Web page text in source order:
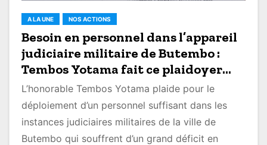
A LA UNE NOS ACTIONS
Besoin en personnel dans l’appareil
judiciaire militaire de Butembo :
Tembos Yotama fait ce plaidoyer
auprès des décideurs
L’honorable Tembos Yotama plaide pour le
déploiement d’un personnel suffisant dans les
instances judiciaires militaires de la ville de
Butembo qui souffrent d’un grand déficit en